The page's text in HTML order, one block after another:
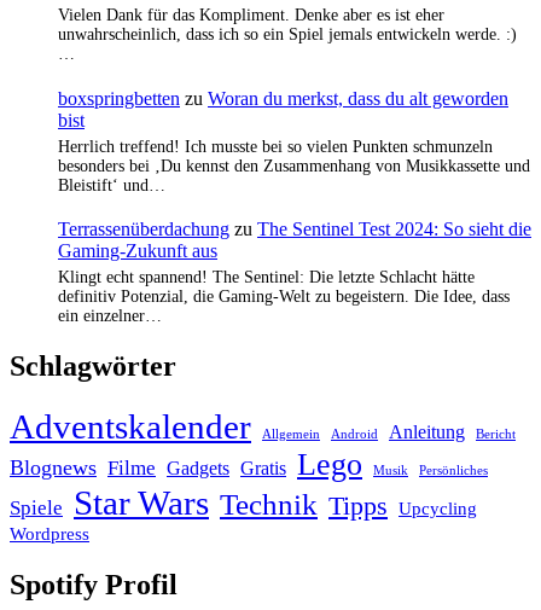
Vielen Dank für das Kompliment. Denke aber es ist eher
unwahrscheinlich, dass ich so ein Spiel jemals entwickeln werde. :)
boxspringbetten zu Woran du merkst, dass du alt geworden
bist
Herrlich treffend! Ich musste bei so vielen Punkten schmunzeln
besonders bei ‚Du kennst den Zusammenhang von Musikkassette und
Bleistift‘ und…
Terrassenüberdachung zu The Sentinel Test 2024: So sieht die
Gaming-Zukunft aus
Klingt echt spannend! The Sentinel: Die letzte Schlacht hätte
definitiv Potenzial, die Gaming-Welt zu begeistern. Die Idee, dass
ein einzelner…
Schlagwörter
Adventskalender Allgemein Android Anleitung Bericht
Blognews Filme Gadgets Gratis Lego Musik Persönliches
Spiele Star Wars Technik Tipps
Upcycling
Wordpress
Spotify Profil